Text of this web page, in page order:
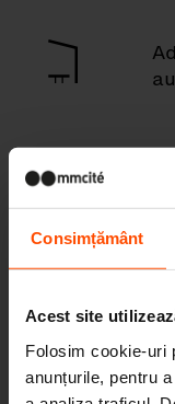
Consimțământ
Acest site
Folosim cookie-uri
anunțurile, pentru